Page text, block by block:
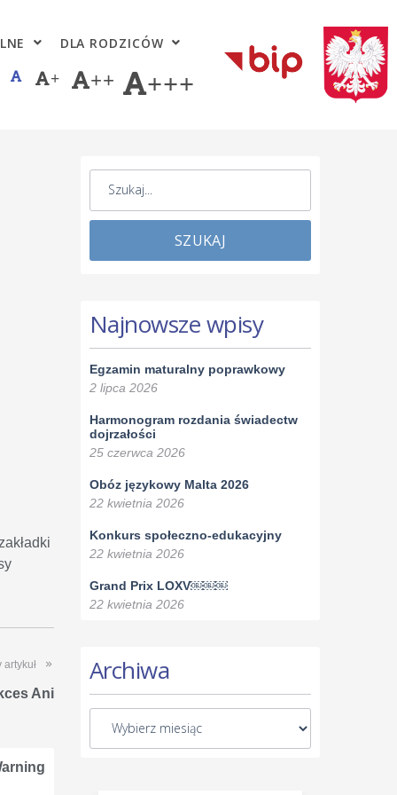
DLA RODZICÓW
+ ++ +++
artykuł
Ani
SZUKAJ
Najnowsze wpisy
Egzamin maturalny poprawkowy
2 lipca 2026
Harmonogram rozdania świadectw
dojrzałości
25 czerwca 2026
Obóz językowy Malta 2026
22 kwietnia 2026
Konkurs społeczno-edukacyjny
22 kwietnia 2026
Grand Prix LOXV￼￼￼
22 kwietnia 2026
Archiwa